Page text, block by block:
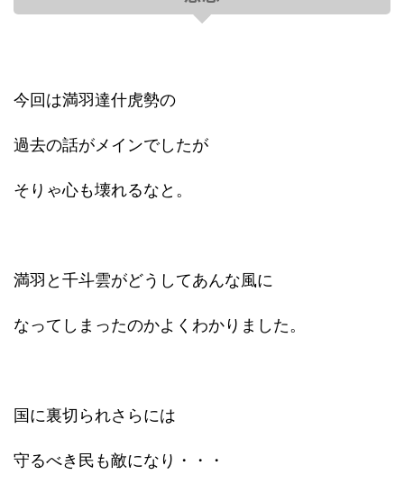
今回は満羽達什虎勢の
過去の話がメインでしたが
そりゃ心も壊れるなと。
満羽と千斗雲がどうしてあんな風に
なってしまったのかよくわかりました。
国に裏切られさらには
守るべき民も敵になり・・・